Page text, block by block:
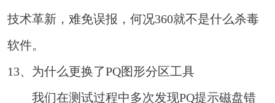
技术革新，难免误报，何况360就不是什么杀毒
软件。
13、为什么更换了PQ图形分区工具
我们在测试过程中多次发现PQ提示磁盘错